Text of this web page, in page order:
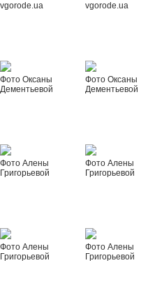
vgorode.ua
vgorode.ua
Фото Оксаны
Дементьевой
Фото Оксаны
Дементьевой
Фото Алены
Григорьевой
Фото Алены
Григорьевой
Фото Алены
Григорьевой
Фото Алены
Григорьевой